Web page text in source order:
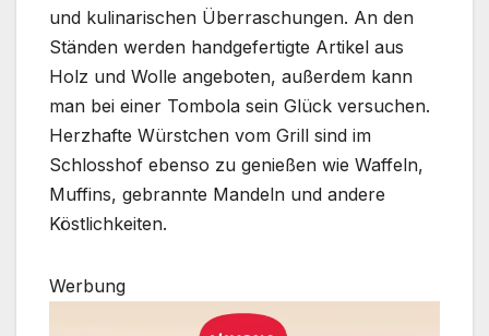
und kulinarischen Überraschungen. An den
Ständen werden handgefertigte Artikel aus
Holz und Wolle angeboten, außerdem kann
man bei einer Tombola sein Glück versuchen.
Herzhafte Würstchen vom Grill sind im
Schlosshof ebenso zu genießen wie Waffeln,
Muffins, gebrannte Mandeln und andere
Köstlichkeiten.
Werbung